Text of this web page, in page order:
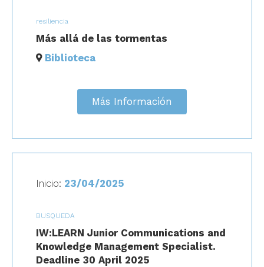
resiliencia
Más allá de las tormentas
Biblioteca
Más Información
Inicio: 23/04/2025
BUSQUEDA
IW:LEARN Junior Communications and
Knowledge Management Specialist.
Deadline 30 April 2025